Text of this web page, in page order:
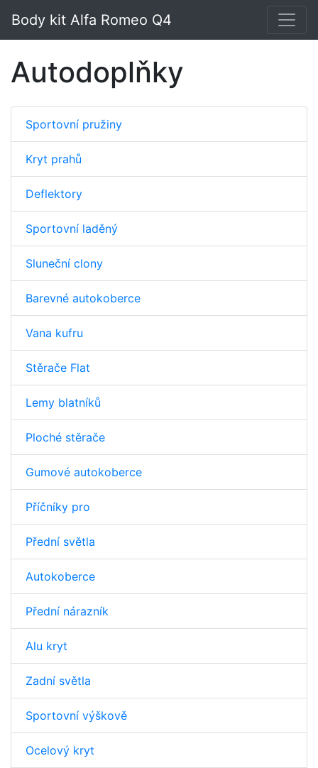
Body kit Alfa Romeo Q4
Autodoplňky
Sportovní pružiny
Kryt prahů
Deflektory
Sportovní laděný
Sluneční clony
Barevné autokoberce
Vana kufru
Stěrače Flat
Lemy blatníků
Ploché stěrače
Gumové autokoberce
Příčníky pro
Přední světla
Autokoberce
Přední nárazník
Alu kryt
Zadní světla
Sportovní výškově
Ocelový kryt